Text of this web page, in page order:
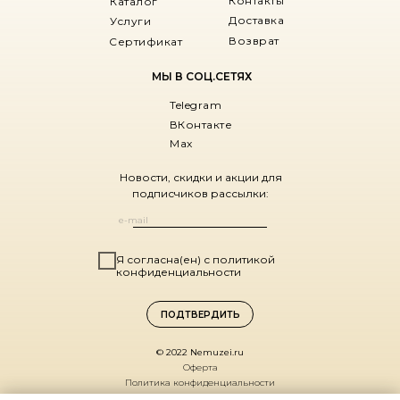
Я согласна(ен) с политикой
конфиденциальности
ПОДТВЕРДИТЬ
Новости, скидки и акции для
подписчиков рассылки:
Услуги Доставка
Возврат
Сертификат
МЫ В СОЦ.СЕТЯХ
Telegram
ВКонтакте
Max
Оферта
Политика конфиденциальности
© 2022 Nemuzei.ru